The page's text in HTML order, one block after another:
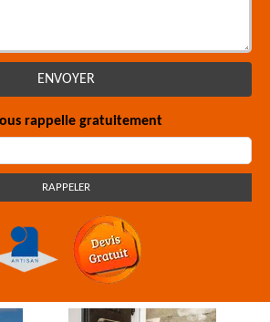
rappelle gratuitement